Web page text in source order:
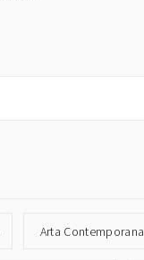
Arta Contemporana